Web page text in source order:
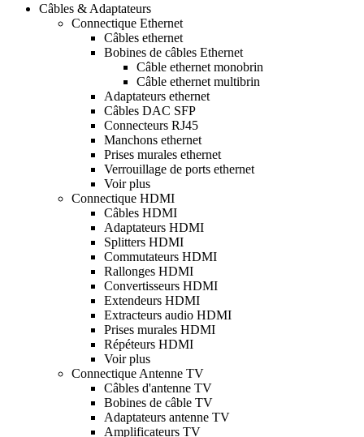
Câbles & Adaptateurs
Connectique Ethernet
Câbles ethernet
Bobines de câbles Ethernet
Câble ethernet monobrin
Câble ethernet multibrin
Adaptateurs ethernet
Câbles DAC SFP
Connecteurs RJ45
Manchons ethernet
Prises murales ethernet
Verrouillage de ports ethernet
Voir plus
Connectique HDMI
Câbles HDMI
Adaptateurs HDMI
Splitters HDMI
Commutateurs HDMI
Rallonges HDMI
Convertisseurs HDMI
Extendeurs HDMI
Extracteurs audio HDMI
Prises murales HDMI
Répéteurs HDMI
Voir plus
Connectique Antenne TV
Câbles d'antenne TV
Bobines de câble TV
Adaptateurs antenne TV
Amplificateurs TV